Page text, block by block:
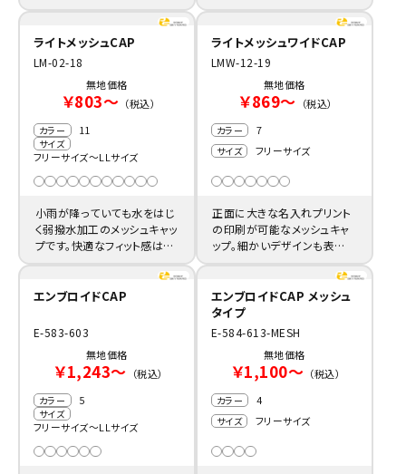
ライトメッシュCAP
LM-02-18
無地価格
￥803～ （税込）
カラー 11
サイズ
フリーサイズ～LLサイズ
小雨が降っていても水をはじ
く弱撥水加工のメッシュキャッ
プです。快適なフィット感は、
ライトメッシュワイドCAP
LMW-12-19
無地価格
￥869～ （税込）
カラー 7
サイズ フリーサイズ
正面に大きな名入れプリント
の印刷が可能なメッシュキャ
ップ。細かいデザインも表現
エンブロイドCAP
E-583-603
無地価格
￥1,243～ （税込）
カラー 5
サイズ
フリーサイズ～LLサイズ
エンブロイドCAP メッシュ
タイプ
E-584-613-MESH
無地価格
￥1,100～ （税込）
カラー 4
サイズ フリーサイズ